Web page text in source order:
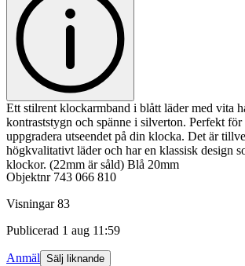
Ett stilrent klockarmband i blått läder med vita
kontraststygn och spänne i silverton. Perfekt
uppgradera utseendet på din klocka. Det är
högkvalitativt läder och har en klassisk design
klockor. (22mm är såld) Blå 20mm
Objektnr 743 066 810
Visningar 83
Publicerad 1 aug 11:59
Anmäl Sälj liknande